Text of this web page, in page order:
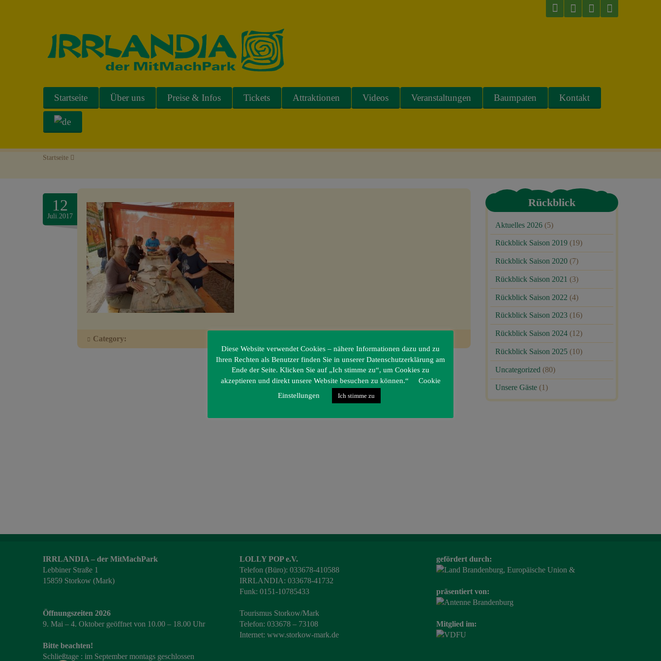
Startseite Über uns Preise & Infos Tickets Attraktionen Videos Veranstaltungen Baumpaten Kontakt
Startseite >
12
Juli.2017
Category:
Rückblick
Aktuelles 2026 (5)
Rückblick Saison 2019 (19)
Rückblick Saison 2020 (7)
Rückblick Saison 2021 (3)
Rückblick Saison 2022 (4)
Rückblick Saison 2023 (16)
Rückblick Saison 2024 (12)
Rückblick Saison 2025 (10)
Uncategorized (80)
Unsere Gäste (1)
IRRLANDIA – der MitMachPark
Lebbiner Straße 1
15859 Storkow (Mark)
Öffnungszeiten 2026
9. Mai – 4. Oktober geöffnet von 10.00 – 18.00 Uhr
Bitte beachten!
Schließtage : im September montags geschlossen
LOLLY POP e.V.
Telefon (Büro): 033678-410588
IRRLANDIA: 033678-41732
Funk: 0151-10785433
Tourismus Storkow/Mark
Telefon: 033678 – 73108
Internet: www.storkow-mark.de
gefördert durch:
präsentiert von:
Mitglied im:
Diese Website verwendet Cookies – nähere Informationen dazu und zu
Ihren Rechten als Benutzer finden Sie in unserer Datenschutzerklärung am
Ende der Seite. Klicken Sie auf „Ich stimme zu“, um Cookies zu
akzeptieren und direkt unsere Website besuchen zu können.“
Cookie
Einstellungen
Ich stimme zu